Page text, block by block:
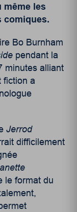
même les
comiques.
Bo Burnham
pendant la
minutes alliant
fiction a
Jerrod
difficilement
le format du